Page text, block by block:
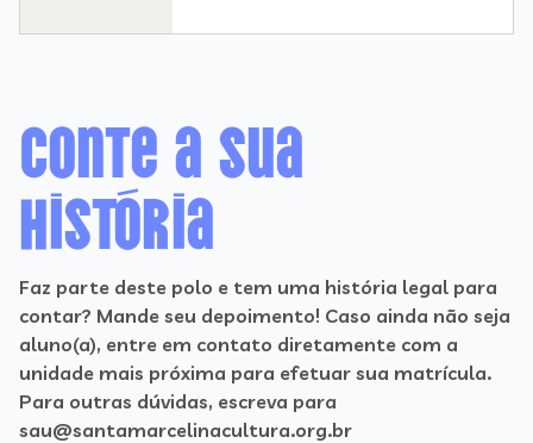
Conte a sua
história
Faz parte deste polo e tem uma história legal para
contar? Mande seu depoimento! Caso ainda não seja
aluno(a), entre em contato diretamente com a
unidade mais próxima para efetuar sua matrícula.
Para outras dúvidas, escreva para
sau@santamarcelinacultura.org.br